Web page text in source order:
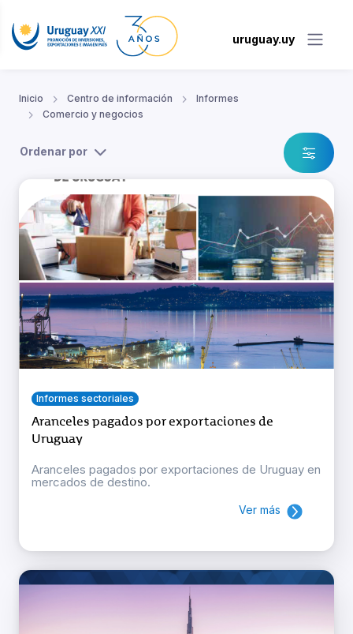
uruguay.uy
Inicio Centro de información
Informes
Comercio y negocios
Ordenar por
Informes sectoriales
Aranceles pagados por exportaciones de
Uruguay
Aranceles pagados por exportaciones de Uruguay en
mercados de destino.
Ver más